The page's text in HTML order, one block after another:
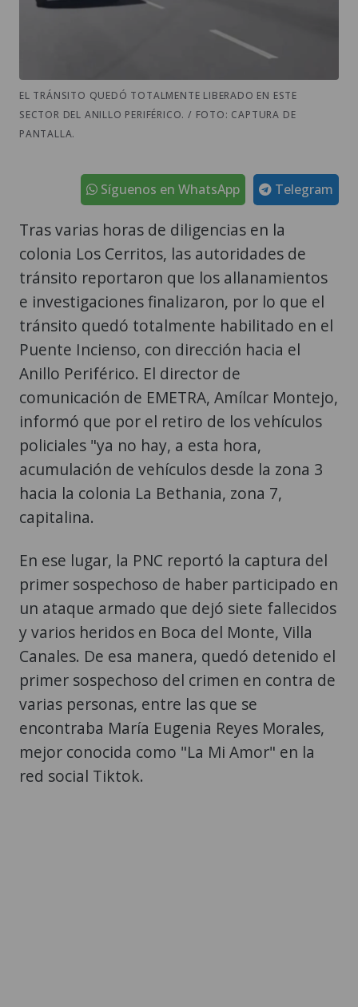
EL TRÁNSITO QUEDÓ TOTALMENTE LIBERADO EN ESTE
SECTOR DEL ANILLO PERIFÉRICO. / FOTO: CAPTURA DE
PANTALLA.
Telegram
Síguenos en WhatsApp
Tras varias horas de diligencias en la
colonia Los Cerritos, las autoridades de
tránsito reportaron que los allanamientos
e investigaciones finalizaron, por lo que el
tránsito quedó totalmente habilitado en el
Puente Incienso, con dirección hacia el
Anillo Periférico. El director de
comunicación de EMETRA, Amílcar Montejo,
informó que por el retiro de los vehículos
policiales "ya no hay, a esta hora,
acumulación de vehículos desde la zona 3
hacia la colonia La Bethania, zona 7,
capitalina.
En ese lugar, la PNC reportó la captura del
primer sospechoso de haber participado en
un ataque armado que dejó siete fallecidos
y varios heridos en Boca del Monte, Villa
Canales. De esa manera, quedó detenido el
primer sospechoso del crimen en contra de
varias personas, entre las que se
encontraba María Eugenia Reyes Morales,
mejor conocida como "La Mi Amor" en la
red social Tiktok.